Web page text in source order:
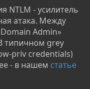
NTLM - усилитель
атака. Между
Admin»
типичном grey
priv credentials)
- в нашем статье